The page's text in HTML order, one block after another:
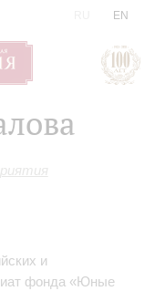
EN
и
фонда «Юные